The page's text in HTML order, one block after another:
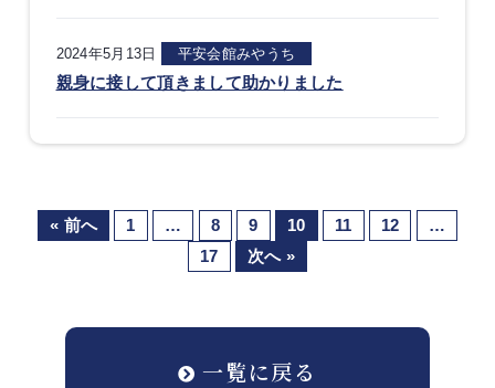
2024年5月13日 平安会館みやうち
親身に接して頂きまして助かりました
« 前へ 1 … 8 9 10 11 12
…
17
次へ »
一覧に戻る